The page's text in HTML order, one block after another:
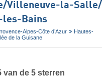
​Villeneuve-la-Salle/​
les-Bains
Alpes-Côte d’Azur
Hautes-
de la Guisane
van de 5 sterren